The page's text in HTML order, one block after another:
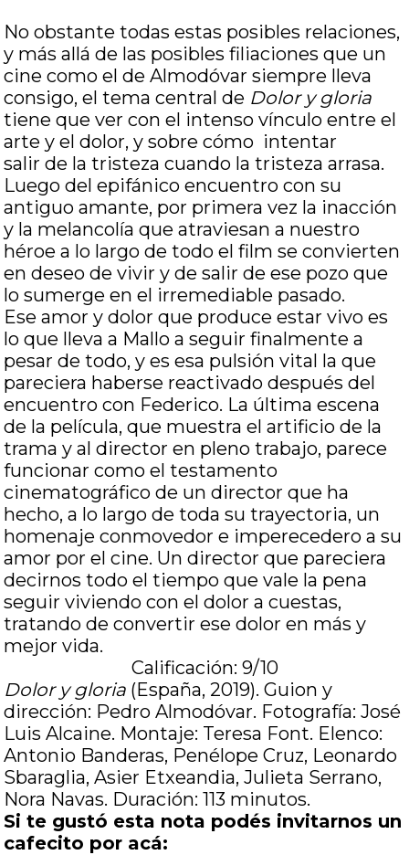
No obstante todas estas posibles relaciones,
y más allá de las posibles filiaciones que un
cine como el de Almodóvar siempre lleva
consigo, el tema central de Dolor y gloria
tiene que ver con el intenso vínculo entre el
arte y el dolor, y sobre cómo intentar
salir de la tristeza cuando la tristeza arrasa.
Luego del epifánico encuentro con su
antiguo amante, por primera vez la inacción
y la melancolía que atraviesan a nuestro
héroe a lo largo de todo el film se convierten
en deseo de vivir y de salir de ese pozo que
lo sumerge en el irremediable pasado.
Ese amor y dolor que produce estar vivo es
lo que lleva a Mallo a seguir finalmente a
pesar de todo, y es esa pulsión vital la que
pareciera haberse reactivado después del
encuentro con Federico. La última escena
de la película, que muestra el artificio de la
trama y al director en pleno trabajo, parece
funcionar como el testamento
cinematográfico de un director que ha
hecho, a lo largo de toda su trayectoria, un
homenaje conmovedor e imperecedero a su
amor por el cine. Un director que pareciera
decirnos todo el tiempo que vale la pena
seguir viviendo con el dolor a cuestas,
tratando de convertir ese dolor en más y
mejor vida.
Calificación: 9/10
Dolor y gloria (España, 2019). Guion y
dirección: Pedro Almodóvar. Fotografía: José
Luis Alcaine. Montaje: Teresa Font. Elenco:
Antonio Banderas, Penélope Cruz, Leonardo
Sbaraglia, Asier Etxeandia, Julieta Serrano,
Nora Navas. Duración: 113 minutos.
Si te gustó esta nota podés invitarnos un
cafecito por acá: